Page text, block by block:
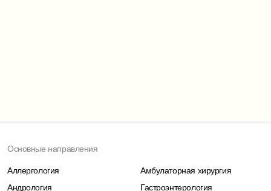
Основные направления
Аллергология
Амбулаторная хирургия
Андрология
Гастроэнтерология